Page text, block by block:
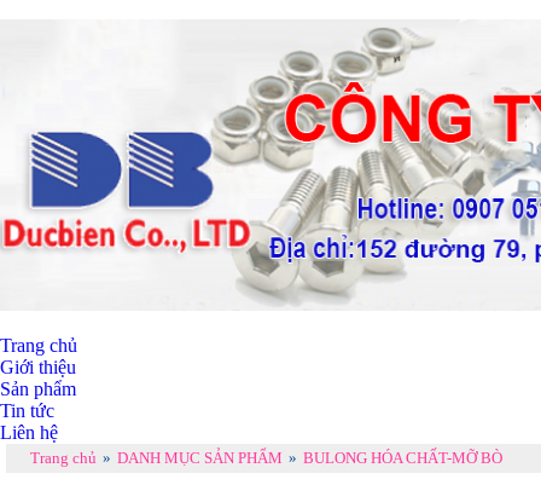
Trang chủ
Giới thiệu
Sản phẩm
Tin tức
Liên hệ
Trang chủ » DANH MỤC SẢN PHẨM » BULONG HÓA CHẤT-MỠ BÒ